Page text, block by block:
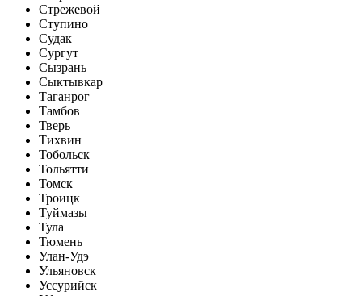
Стрежевой
Ступино
Судак
Сургут
Сызрань
Сыктывкар
Таганрог
Тамбов
Тверь
Тихвин
Тобольск
Тольятти
Томск
Троицк
Туймазы
Тула
Тюмень
Улан-Удэ
Ульяновск
Уссурийск